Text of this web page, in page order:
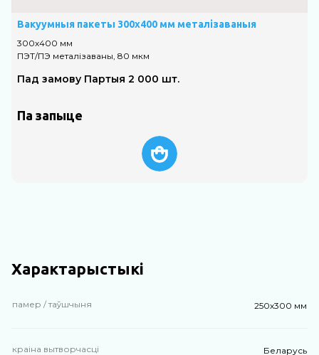
Вакуумныя пакеты 300х400 мм металізаваныя
300х400 мм
ПЭТ/ПЭ металізаваны, 80 мкм
Пад замову Партыя 2 000 шт.
Па запыце
Характарыстыкі
памер / таўшчыня 250х300 мм
краіна вытворчасці Беларусь